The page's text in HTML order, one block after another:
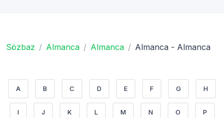
Sözbaz Almanca Almanca Almanca - Almanca
A B C D E F G H
I J K L M N O P